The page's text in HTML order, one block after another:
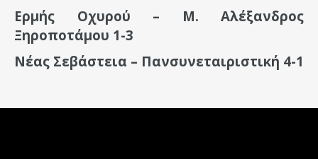
Ερμής Οχυρού – Μ. Αλέξανδρος
Ξηροποτάμου 1-3
Νέας Σεβάστεια – Πανσυνεταιριστική 4-1